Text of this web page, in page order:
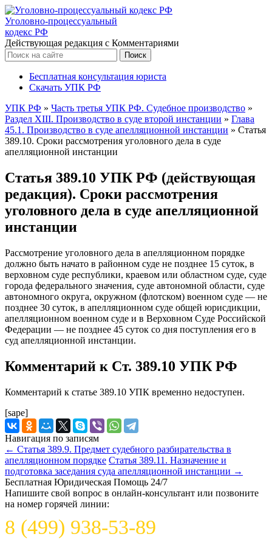
Уголовно-процессуальный
кодекс РФ
Действующая редакция с Комментариями
Бесплатная консультация юриста
Скачать УПК РФ
УПК РФ » Часть третья УПК РФ. Судебное производство »
Раздел XIII. Производство в суде второй инстанции » Глава
45.1. Производство в суде апелляционной инстанции » Статья
389.10. Сроки рассмотрения уголовного дела в суде
апелляционной инстанции
Статья 389.10 УПК РФ (действующая
редакция). Сроки рассмотрения
уголовного дела в суде апелляционной
инстанции
Рассмотрение уголовного дела в апелляционном порядке
должно быть начато в районном суде не позднее 15 суток, в
верховном суде республики, краевом или областном суде, суде
города федерального значения, суде автономной области, суде
автономного округа, окружном (флотском) военном суде — не
позднее 30 суток, в апелляционном суде общей юрисдикции,
апелляционном военном суде и в Верховном Суде Российской
Федерации — не позднее 45 суток со дня поступления его в
суд апелляционной инстанции.
Комментарий к Ст. 389.10 УПК РФ
Комментарий к статье 389.10 УПК временно недоступен.
[sape]
Навигация по записям
← Статья 389.9. Предмет судебного разбирательства в
апелляционном порядке Статья 389.11. Назначение и
подготовка заседания суда апелляционной инстанции →
Бесплатная Юридическая Помощь 24/7
Напишите свой вопрос в онлайн-консультант или позвоните
на номер горячей линии:
8 (499) 938-53-89